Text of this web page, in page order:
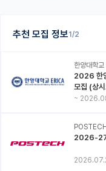
추천 모집 정보1/2
한양대학
2026 한
모집 (상
~
2026-27